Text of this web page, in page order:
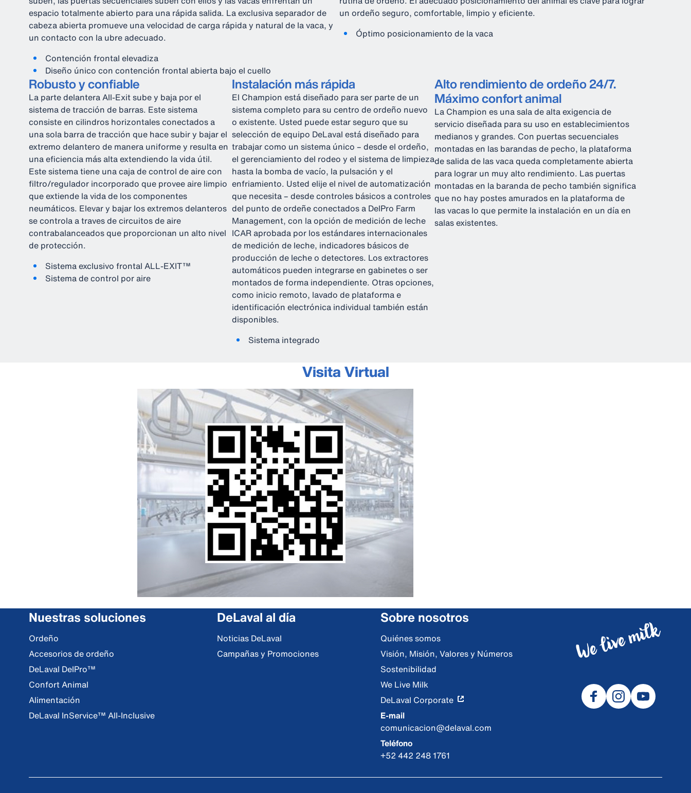
espacio totalmente abierto para una rápida salida. La exclusiva separador de
cabeza abierta promueve una velocidad de carga rápida y natural de la vaca, y
un contacto con la ubre adecuado.
Contención frontal elevadiza
Diseño único con contención frontal abierta bajo el cuello
un ordeño seguro, comfortable, limpio y eficiente.
Óptimo posicionamiento de la vaca
Robusto y confiable
La parte delantera All-Exit sube y baja por el
sistema de tracción de barras. Este sistema
consiste en cilindros horizontales conectados a
una sola barra de tracción que hace subir y bajar el
extremo delantero de manera uniforme y resulta en
una eficiencia más alta extendiendo la vida útil.
Este sistema tiene una caja de control de aire con
filtro/regulador incorporado que provee aire limpio
que extiende la vida de los componentes
neumáticos. Elevar y bajar los extremos delanteros
se controla a traves de circuitos de aire
contrabalanceados que proporcionan un alto nivel
de protección.
Sistema exclusivo frontal ALL-EXIT™
Sistema de control por aire
Instalación más rápida
El Champion está diseñado para ser parte de un
sistema completo para su centro de ordeño nuevo
o existente. Usted puede estar seguro que su
selección de equipo DeLaval está diseñado para
trabajar como un sistema único – desde el ordeño,
el gerenciamiento del rodeo y el sistema de limpieza
hasta la bomba de vacío, la pulsación y el
enfriamiento. Usted elije el nivel de automatización
que necesita – desde controles básicos a controles
del punto de ordeñe conectados a DelPro Farm
Management, con la opción de medición de leche
ICAR aprobada por los estándares internacionales
de medición de leche, indicadores básicos de
producción de leche o detectores. Los extractores
automáticos pueden integrarse en gabinetes o ser
montados de forma independiente. Otras opciones,
como inicio remoto, lavado de plataforma e
identificación electrónica individual también están
disponibles.
Sistema integrado
Alto rendimiento de ordeño 24/7.
Máximo confort animal
La Champion es una sala de alta exigencia de
servicio diseñada para su uso en establecimientos
medianos y grandes. Con puertas secuenciales
montadas en las barandas de pecho, la plataforma
de salida de las vaca queda completamente abierta
para lograr un muy alto rendimiento. Las puertas
montadas en la baranda de pecho también significa
que no hay postes amurados en la plataforma de
las vacas lo que permite la instalación en un día en
salas existentes.
Visita Virtual
Nuestras soluciones
Ordeño
Accesorios de ordeño
DeLaval DelPro™
Confort Animal
Alimentación
DeLaval InService™ All-Inclusive
DeLaval al día
Noticias DeLaval
Campañas y Promociones
Sobre nosotros
Quiénes somos
Visión, Misión, Valores y Números
Sostenibilidad
We Live Milk
DeLaval Corporate
E-mail
comunicacion@delaval.com
Teléfono
+52 442 248 1761